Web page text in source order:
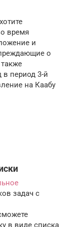
время
и
о
в период 3-й
на Каабу
задач с
в виде списка